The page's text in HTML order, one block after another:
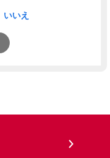
いいえ